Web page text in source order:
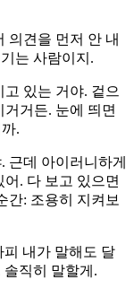
의견을 먼저 안 내
는 사람이지.
있는 거야. 겉으
거든. 눈에 띄면
.
근데 아이러니하게
. 다 보고 있으면
간: 조용히 지켜보
내가 말해도 달
직히 말할게.